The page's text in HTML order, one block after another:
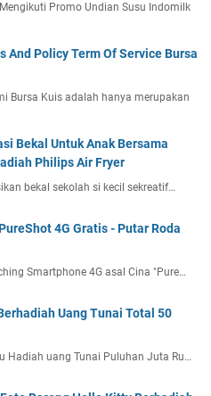
Promo Undian Susu Indomilk
And Policy Term Of Service Bursa
Bursa Kuis adalah hanya merupakan
Bekal Untuk Anak Bersama
Philips Air Fryer
bekal sekolah si kecil sekreatif…
4G Gratis - Putar Roda
Smartphone 4G asal Cina "Pure…
Uang Tunai Total 50
Hadiah uang Tunai Puluhan Juta Ru…